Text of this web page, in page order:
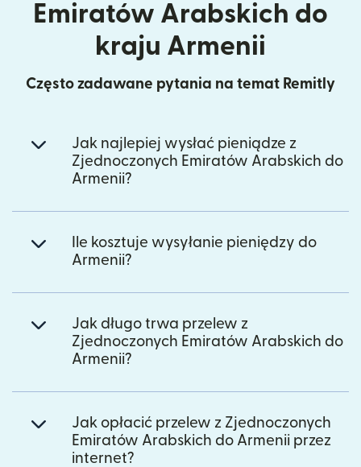
Emiratów Arabskich do
kraju Armenii
Często zadawane pytania na temat Remitly
Jak najlepiej wysłać pieniądze z
Zjednoczonych Emiratów Arabskich do
Armenii?
Ile kosztuje wysyłanie pieniędzy do
Armenii?
Jak długo trwa przelew z
Zjednoczonych Emiratów Arabskich do
Armenii?
Jak opłacić przelew z Zjednoczonych
Emiratów Arabskich do Armenii przez
internet?